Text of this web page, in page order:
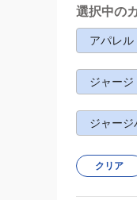
選択中の
アパレル
ジャージ
クリア